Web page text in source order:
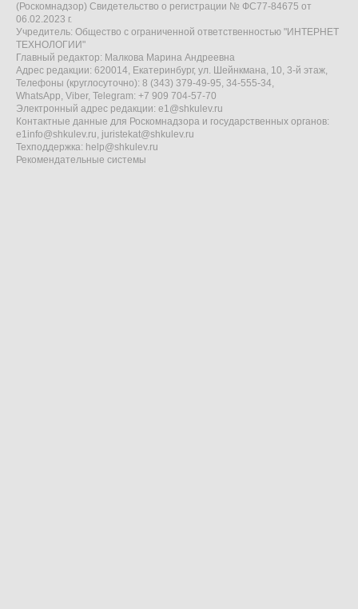
(Роскомнадзор) Свидетельство о регистрации № ФС77-84675 от
06.02.2023 г.
Учредитель: Общество с ограниченной ответственностью "ИНТЕРНЕТ
ТЕХНОЛОГИИ"
Главный редактор: Малкова Марина Андреевна
Адрес редакции: 620014, Екатеринбург, ул. Шейнкмана, 10, 3-й этаж,
Телефоны (круглосуточно): 8 (343) 379-49-95, 34-555-34,
WhatsApp, Viber, Telegram: +7 909 704-57-70
Электронный адрес редакции: e1@shkulev.ru
Контактные данные для Роскомнадзора и государственных органов:
e1info@shkulev.ru, juristekat@shkulev.ru
Техподдержка: help@shkulev.ru
Рекомендательные системы